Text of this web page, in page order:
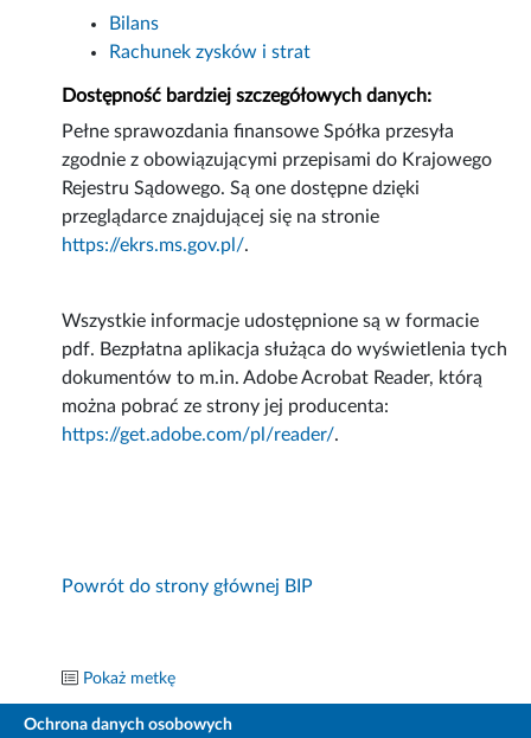
Bilans
Rachunek zysków i strat
Dostępność bardziej szczegółowych danych:
Pełne sprawozdania finansowe Spółka przesyła
zgodnie z obowiązującymi przepisami do Krajowego
Rejestru Sądowego. Są one dostępne dzięki
przeglądarce znajdującej się na stronie
https://ekrs.ms.gov.pl/.
Wszystkie informacje udostępnione są w formacie
pdf. Bezpłatna aplikacja służąca do wyświetlenia tych
dokumentów to m.in. Adobe Acrobat Reader, którą
można pobrać ze strony jej producenta:
https://get.adobe.com/pl/reader/.
Powrót do strony głównej BIP
Pokaż metkę
Ochrona danych osobowych